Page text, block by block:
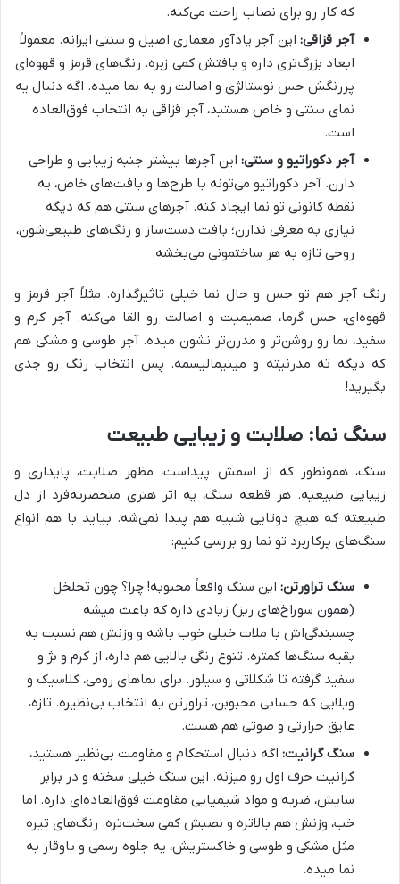
که کار رو برای نصاب راحت می‌کنه.
آجر قزاقی: این آجر یادآور معماری اصیل و سنتی ایرانه. معمولاً
ابعاد بزرگ‌تری داره و بافتش کمی زبره. رنگ‌های قرمز و قهوه‌ای
پررنگش حس نوستالژی و اصالت رو به نما میده. اگه دنبال یه
نمای سنتی و خاص هستید، آجر قزاقی یه انتخاب فوق‌العاده‌
است.
آجر دکوراتیو و سنتی: این آجرها بیشتر جنبه زیبایی و طراحی
دارن. آجر دکوراتیو می‌تونه با طرح‌ها و بافت‌های خاص، یه
نقطه کانونی تو نما ایجاد کنه. آجرهای سنتی هم که دیگه
نیازی به معرفی ندارن؛ بافت دست‌ساز و رنگ‌های طبیعی‌شون،
روحی تازه به هر ساختمونی می‌بخشه.
رنگ آجر هم تو حس و حال نما خیلی تاثیرگذاره. مثلاً آجر قرمز و
قهوه‌ای، حس گرما، صمیمیت و اصالت رو القا می‌کنه. آجر کرم و
سفید، نما رو روشن‌تر و مدرن‌تر نشون میده. آجر طوسی و مشکی هم
که دیگه ته مدرنیته و مینیمالیسمه. پس انتخاب رنگ رو جدی
بگیرید!
سنگ نما: صلابت و زیبایی طبیعت
سنگ، همونطور که از اسمش پیداست، مظهر صلابت، پایداری و
زیبایی طبیعیه. هر قطعه سنگ، یه اثر هنری منحصربه‌فرد از دل
طبیعته که هیچ دوتایی شبیه هم پیدا نمی‌شه. بیاید با هم انواع
سنگ‌های پرکاربرد تو نما رو بررسی کنیم:
سنگ تراورتن: این سنگ واقعاً محبوبه! چرا؟ چون تخلخل
(همون سوراخ‌های ریز) زیادی داره که باعث میشه
چسبندگی‌اش با ملات خیلی خوب باشه و وزنش هم نسبت به
بقیه سنگ‌ها کمتره. تنوع رنگی بالایی هم داره، از کرم و بژ و
سفید گرفته تا شکلاتی و سیلور. برای نماهای رومی، کلاسیک و
ویلایی که حسابی محبوبن، تراورتن یه انتخاب بی‌نظیره. تازه،
عایق حرارتی و صوتی هم هست.
سنگ گرانیت: اگه دنبال استحکام و مقاومت بی‌نظیر هستید،
گرانیت حرف اول رو میزنه. این سنگ خیلی سخته و در برابر
سایش، ضربه و مواد شیمیایی مقاومت فوق‌العاده‌ای داره. اما
خب، وزنش هم بالاتره و نصبش کمی سخت‌تره. رنگ‌های تیره
مثل مشکی و طوسی و خاکستریش، یه جلوه رسمی و باوقار به
نما میده.